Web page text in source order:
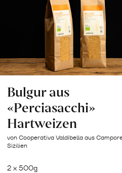
Bulgur aus
«Perciasacchi»
Hartweizen
von Cooperativa Valdibella aus
Sizilien
2 x 500g